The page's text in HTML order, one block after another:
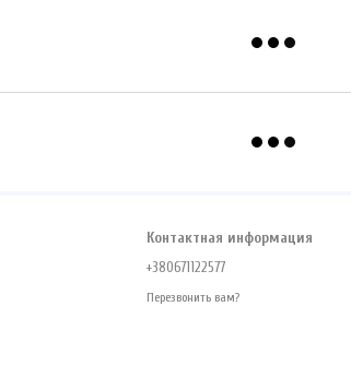
Контактная информация
+380671122577
Перезвонить вам?